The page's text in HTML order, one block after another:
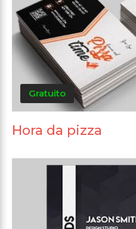
Gratuito
Hora da pizza